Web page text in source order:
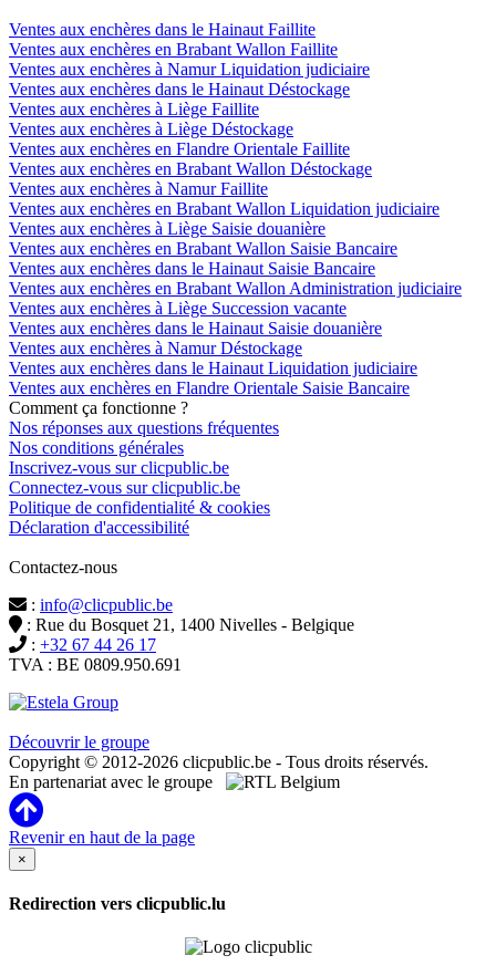
Ventes aux enchères dans le Hainaut Faillite
Ventes aux enchères en Brabant Wallon Faillite
Ventes aux enchères à Namur Liquidation judiciaire
Ventes aux enchères dans le Hainaut Déstockage
Ventes aux enchères à Liège Faillite
Ventes aux enchères à Liège Déstockage
Ventes aux enchères en Flandre Orientale Faillite
Ventes aux enchères en Brabant Wallon Déstockage
Ventes aux enchères à Namur Faillite
Ventes aux enchères en Brabant Wallon Liquidation judiciaire
Ventes aux enchères à Liège Saisie douanière
Ventes aux enchères en Brabant Wallon Saisie Bancaire
Ventes aux enchères dans le Hainaut Saisie Bancaire
Ventes aux enchères en Brabant Wallon Administration judiciaire
Ventes aux enchères à Liège Succession vacante
Ventes aux enchères dans le Hainaut Saisie douanière
Ventes aux enchères à Namur Déstockage
Ventes aux enchères dans le Hainaut Liquidation judiciaire
Ventes aux enchères en Flandre Orientale Saisie Bancaire
Comment ça fonctionne ?
Nos réponses aux questions fréquentes
Nos conditions générales
Inscrivez-vous sur clicpublic.be
Connectez-vous sur clicpublic.be
Politique de confidentialité & cookies
Déclaration d'accessibilité
Contactez-nous
: info@clicpublic.be
: Rue du Bosquet 21, 1400 Nivelles - Belgique
: +32 67 44 26 17
TVA : BE 0809.950.691
Découvrir le groupe
Copyright © 2012-2026 clicpublic.be - Tous droits réservés.
En partenariat avec le groupe
Revenir en haut de la page
×
Redirection vers clicpublic.lu